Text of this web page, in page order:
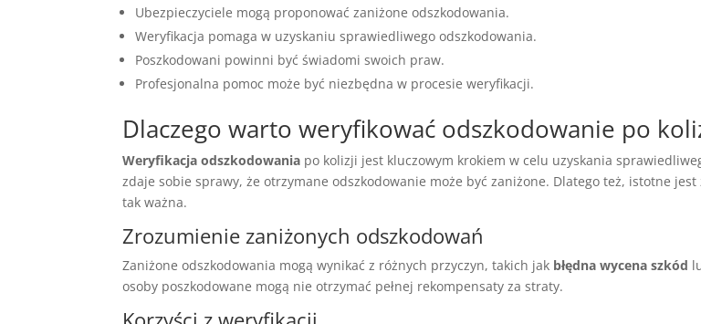
Ubezpieczyciele mogą proponować zaniżone odszkodowania.
Weryfikacja pomaga w uzyskaniu sprawiedliwego odszkodowania.
Poszkodowani powinni być świadomi swoich praw.
Profesjonalna pomoc może być niezbędna w procesie weryfikacji.
Dlaczego warto weryfikować odszkodowanie po
Weryfikacja odszkodowania po kolizji jest kluczowym krokiem w celu uzyskania
zdaje sobie sprawy, że otrzymane odszkodowanie może być zaniżone. Dlatego też, istotne
tak ważna.
Zrozumienie zaniżonych odszkodowań
Zaniżone odszkodowania mogą wynikać z różnych przyczyn, takich jak błędna wycena szkód
osoby poszkodowane mogą nie otrzymać pełnej rekompensaty za straty.